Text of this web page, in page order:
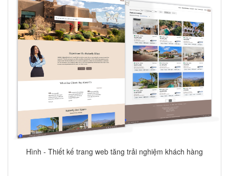
Hình - Thiết kế trang web tăng trải nghiệm khách hàng